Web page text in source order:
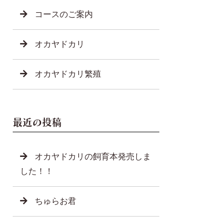
コースのご案内
オカヤドカリ
オカヤドカリ繁殖
最近の投稿
オカヤドカリの飼育本発売しま
した！！
ちゅらお君